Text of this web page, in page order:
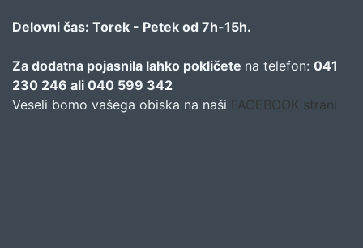
Delovni čas: Torek - Petek od 7h-15h.
Za dodatna pojasnila lahko pokličete na telefon: 041
230 246 ali 040 599 342
Veseli bomo vašega obiska na naši FACEBOOK strani